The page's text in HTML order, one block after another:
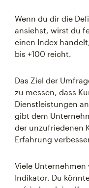
Wenn du dir die
ansiehst, wirst du
einen Index
bis +100 reicht.
Das Ziel der
zu messen, dass
Dienstleistungen
gibt dem
der unzufriedenen
Erfahrung
Viele Unternehmen
Indikator. Du